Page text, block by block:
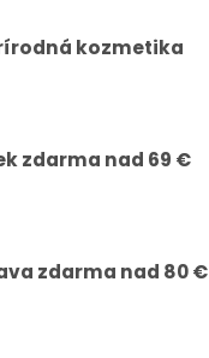
kozmetika
zdarma nad 69 €
zdarma nad 80 €